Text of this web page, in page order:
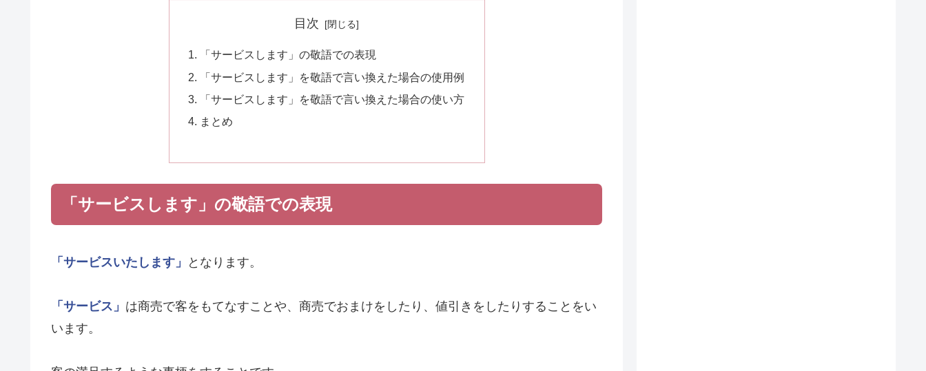
目次
「サービスします」の敬語での表現
「サービスします」を敬語で言い換えた場合の使用例
「サービスします」を敬語で言い換えた場合の使い方
まとめ
「サービスします」の敬語での表現
「サービスいたします」 となります。
「サービス」 は商売で客をもてなすことや、商売でおまけをしたり、値引きをしたりすることをい
います。